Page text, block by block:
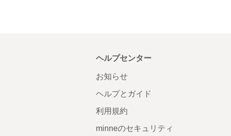
ヘルプセンター
お知らせ
ヘルプとガイド
利用規約
minneのセキュリティ